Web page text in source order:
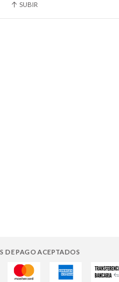
SUBIR
DE PAGO ACEPTADOS